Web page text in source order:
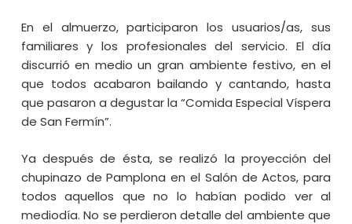
En el almuerzo, participaron los usuarios/as, sus
familiares y los profesionales del servicio. El día
discurrió en medio un gran ambiente festivo, en el
que todos acabaron bailando y cantando, hasta
que pasaron a degustar la “Comida Especial Víspera
de San Fermín”.
Ya después de ésta, se realizó la proyección del
chupinazo de Pamplona en el Salón de Actos, para
todos aquellos que no lo habían podido ver al
mediodía. No se perdieron detalle del ambiente que